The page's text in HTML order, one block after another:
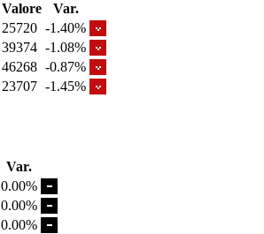
Valore
Var.
25720 -1.40%
39374 -1.08%
46268 -0.87%
23707 -1.45%
Var.
0.00%
0.00%
0.00%